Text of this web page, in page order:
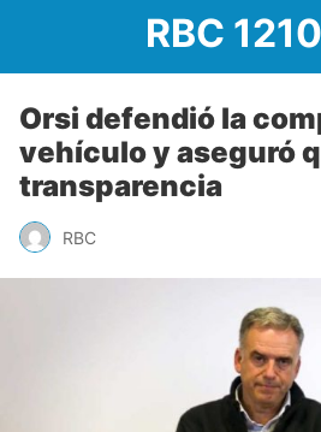
RBC
Orsi defendió la
vehículo y aseguró
transparencia
RBC